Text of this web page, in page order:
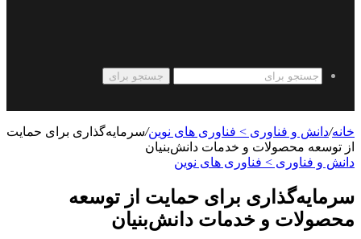
جستجو برای
خانه/دانش و فناوری > فناوری های نوین/سرمایه‌گذاری برای حمایت
از توسعه محصولات و خدمات دانش‌بنیان
دانش و فناوری > فناوری های نوین
سرمایه‌گذاری برای حمایت از توسعه
محصولات و خدمات دانش‌بنیان